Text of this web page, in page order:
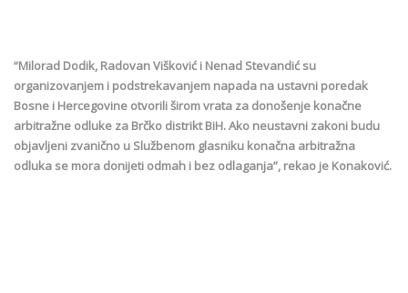
“Milorad Dodik, Radovan Višković i Nenad Stevandić su
organizovanjem i podstrekavanjem napada na ustavni poredak
Bosne i Hercegovine otvorili širom vrata za donošenje konačne
arbitražne odluke za Brčko distrikt BiH. Ako neustavni zakoni budu
objavljeni zvanično u Službenom glasniku konačna arbitražna
odluka se mora donijeti odmah i bez odlaganja”, rekao je Konaković.